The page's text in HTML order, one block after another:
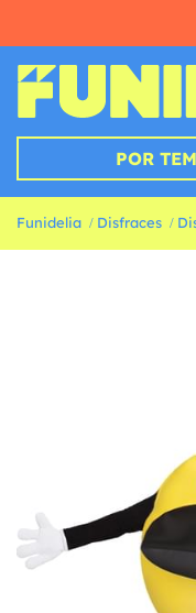
POR
Funidelia Disfraces